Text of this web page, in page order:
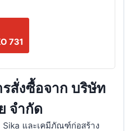
731
สั่งซื้อจาก บริษัท
จำกัด
และเคมีภัณฑ์ก่อสร้าง